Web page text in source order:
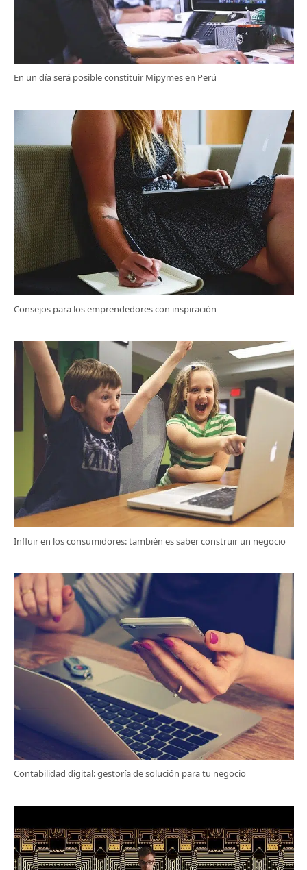
En un día será posible constituir Mipymes en Perú
Consejos para los emprendedores con inspiración
Influir en los consumidores: también es saber construir un negocio
Contabilidad digital: gestoría de solución para tu negocio